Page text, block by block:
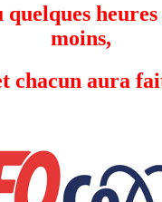
quelques
moins,
chacun aura